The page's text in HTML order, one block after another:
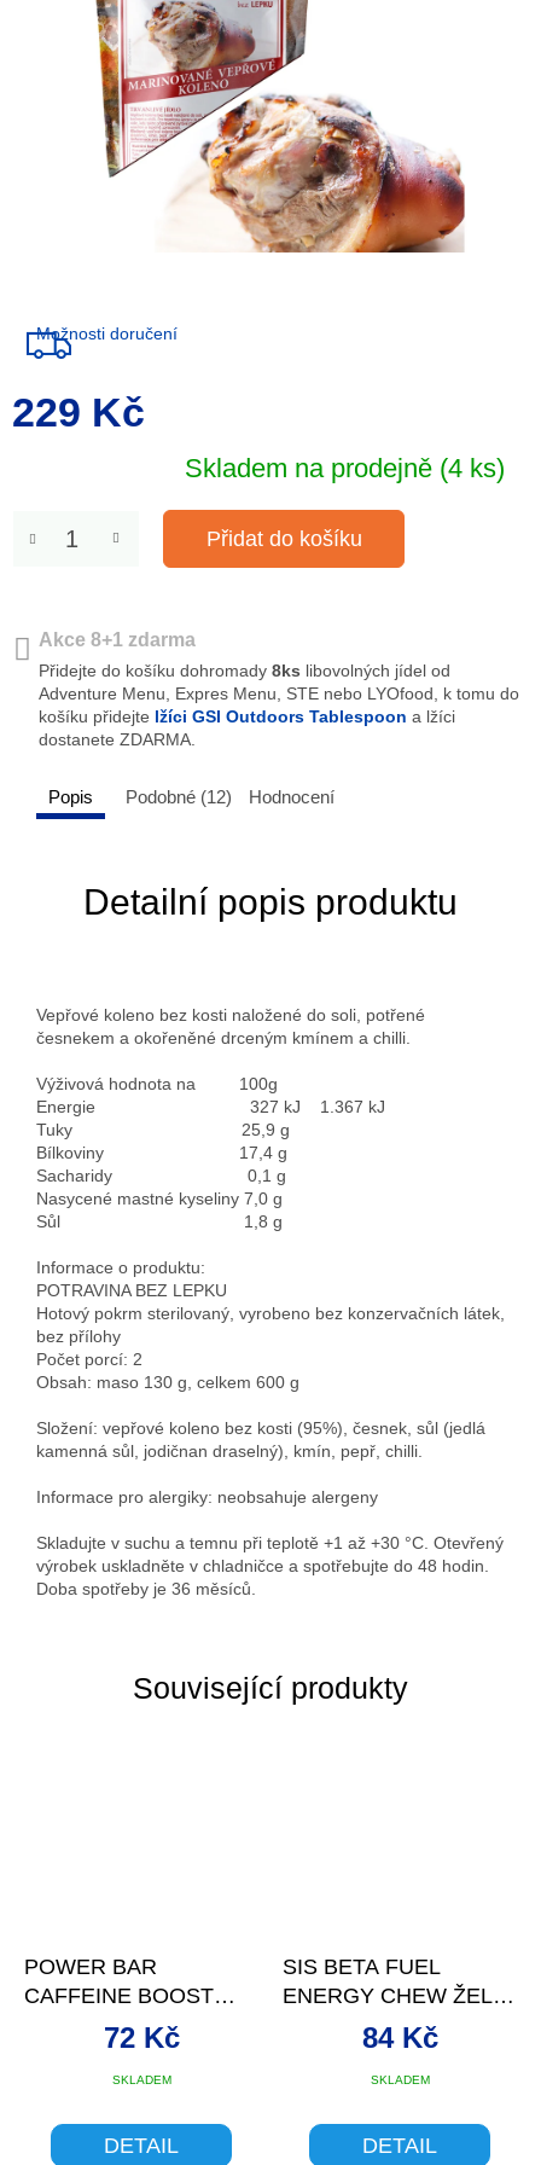
229 Kč
Měrná
cena:
Skladem na prodejně (4 ks)
Možnosti doručení
Přidat do košíku
Akce 8+1 zdarma
Přidejte do košíku dohromady 8ks libovolných jídel od
Adventure Menu, Expres Menu, STE nebo LYOfood, k tomu do
košíku přidejte lžíci GSI Outdoors Tablespoon a lžíci
dostanete ZDARMA.
Související produkty
POWER BAR
CAFFEINE BOOST
AMPULE 25 ML
SKLADEM
72 Kč
DETAIL
SIS BETA FUEL
ENERGY CHEW ŽELÉ
SKLADEM
84 Kč
DETAIL
Popis Podobné (12) Hodnocení
Detailní popis produktu
Vepřové koleno bez kosti naložené do soli, potřené
česnekem a okořeněné drceným kmínem a chilli.
Výživová hodnota na 100g
Energie 327 kJ 1.367 kJ
Tuky 25,9 g
Bílkoviny 17,4 g
Sacharidy 0,1 g
Nasycené mastné kyseliny 7,0 g
Sůl 1,8 g
Informace o produktu:
POTRAVINA BEZ LEPKU
Hotový pokrm sterilovaný, vyrobeno bez konzervačních látek,
bez přílohy
Počet porcí: 2
Obsah: maso 130 g, celkem 600 g
Složení: vepřové koleno bez kosti (95%), česnek, sůl (jedlá
kamenná sůl, jodičnan draselný), kmín, pepř, chilli.
Informace pro alergiky: neobsahuje alergeny
Skladujte v suchu a temnu při teplotě +1 až +30 °C. Otevřený
výrobek uskladněte v chladničce a spotřebujte do 48 hodin.
Doba spotřeby je 36 měsíců.